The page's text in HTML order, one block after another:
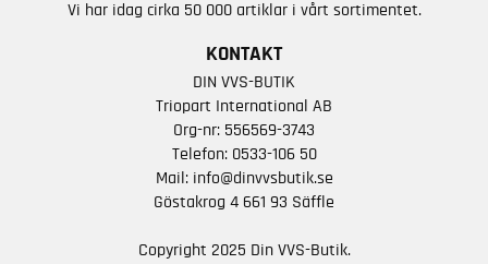
Vi har idag cirka 50 000 artiklar i vårt sortimentet.
KONTAKT
DIN VVS-BUTIK
Triopart International AB
Org-nr: 556569-3743
Telefon: 0533-106 50
Mail: info@dinvvsbutik.se
Göstakrog 4 661 93 Säffle
Copyright 2025 Din VVS-Butik.